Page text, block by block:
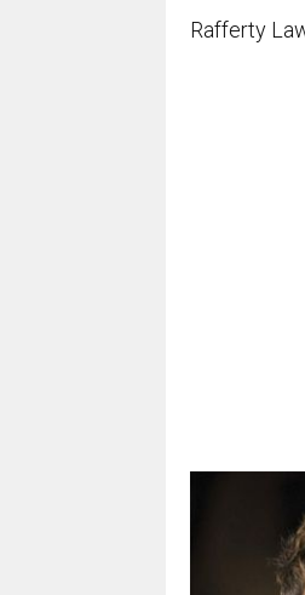
Rafferty